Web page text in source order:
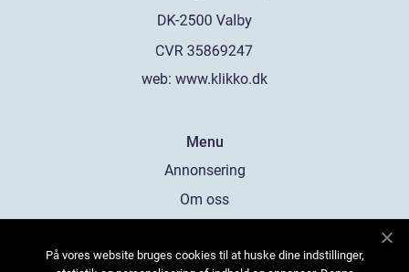
web: www.klikko.dk
Menu
Annonsering
Om oss
Kontakta oss
På vores website bruges cookies til at huske dine indstillinger,